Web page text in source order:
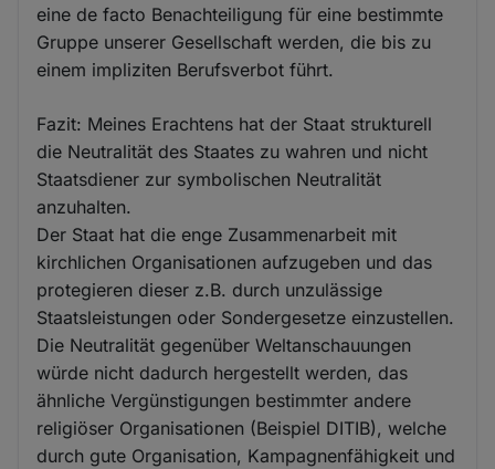
eine de facto Benachteiligung für eine bestimmte
Gruppe unserer Gesellschaft werden, die bis zu
einem impliziten Berufsverbot führt.
Fazit: Meines Erachtens hat der Staat strukturell
die Neutralität des Staates zu wahren und nicht
Staatsdiener zur symbolischen Neutralität
anzuhalten.
Der Staat hat die enge Zusammenarbeit mit
kirchlichen Organisationen aufzugeben und das
protegieren dieser z.B. durch unzulässige
Staatsleistungen oder Sondergesetze einzustellen.
Die Neutralität gegenüber Weltanschauungen
würde nicht dadurch hergestellt werden, das
ähnliche Vergünstigungen bestimmter andere
religiöser Organisationen (Beispiel DITIB), welche
durch gute Organisation, Kampagnenfähigkeit und